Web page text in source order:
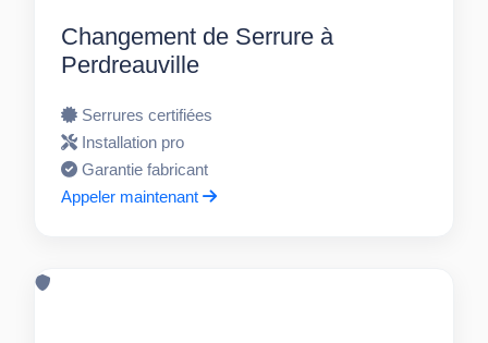
Changement de Serrure à
Perdreauville
Serrures certifiées
Installation pro
Garantie fabricant
Appeler maintenant